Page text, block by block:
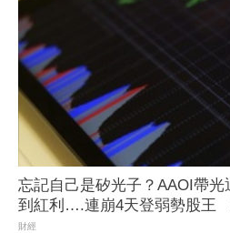
忘記自己是矽光子？AAOI帶
到紅利….連崩4天登弱勢股王
財經